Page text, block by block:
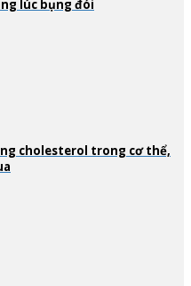
lúc bụng đói
cholesterol trong cơ thể,